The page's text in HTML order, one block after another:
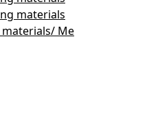
materials
Me